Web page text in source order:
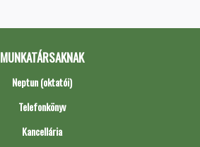
MUNKATÁRSAKNAK
Neptun (oktatói)
Telefonkönyv
Kancellária